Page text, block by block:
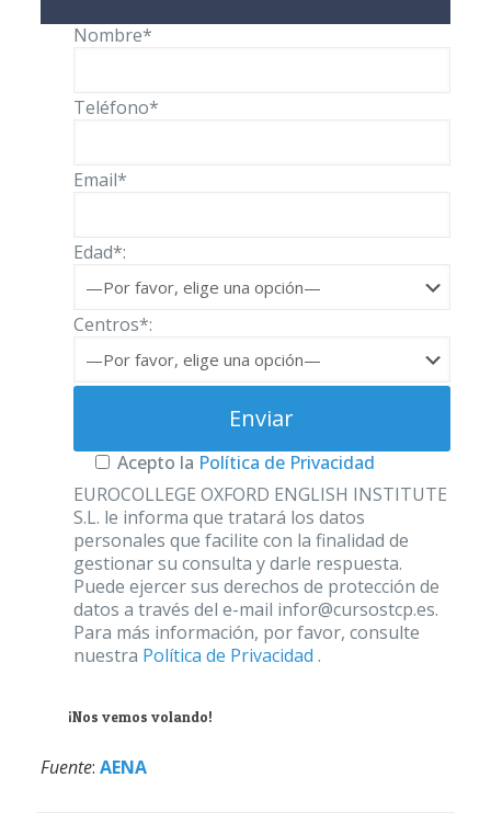
Nombre*
Teléfono*
Email*
Edad*:
Centros*:
Acepto la Política de Privacidad
EUROCOLLEGE OXFORD ENGLISH INSTITUTE
S.L. le informa que tratará los datos
personales que facilite con la finalidad de
gestionar su consulta y darle respuesta.
Puede ejercer sus derechos de protección de
datos a través del e-mail infor@cursostcp.es.
Para más información, por favor, consulte
nuestra Política de Privacidad .
¡Nos vemos volando!
Fuente: AENA